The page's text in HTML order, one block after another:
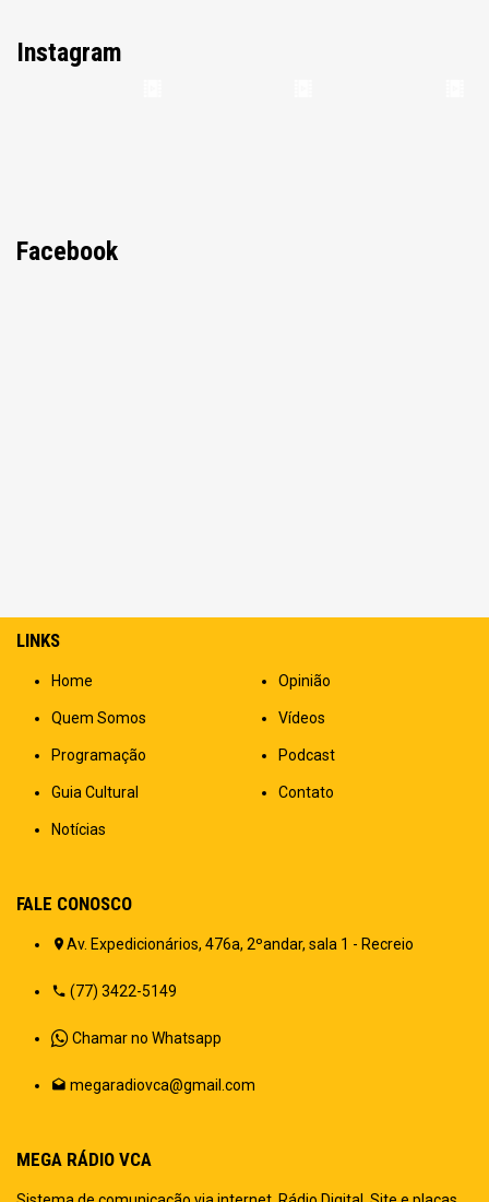
Instagram
Facebook
LINKS
Home
Quem Somos
Programação
Guia Cultural
Notícias
Opinião
Vídeos
Podcast
Contato
FALE CONOSCO
Av. Expedicionários, 476a, 2ºandar, sala 1 - Recreio
(77) 3422-5149
Chamar no Whatsapp
megaradiovca@gmail.com
MEGA RÁDIO VCA